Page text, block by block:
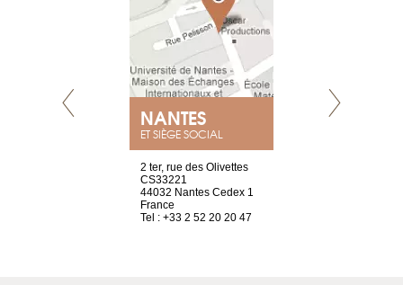
NANTES
ET SIÈGE SOCIAL
2 ter, rue des Olivettes
CS33221
44032 Nantes Cedex 1
France
Tel : +33 2 52 20 20 47